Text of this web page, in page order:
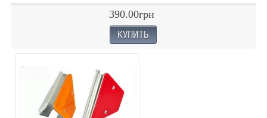
390.00грн